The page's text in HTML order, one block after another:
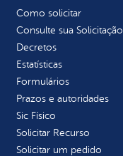
Como solicitar
Consulte sua Solicitação
Decretos
Estatísticas
Formulários
Prazos e autoridades
Sic Físico
Solicitar Recurso
Solicitar um pedido